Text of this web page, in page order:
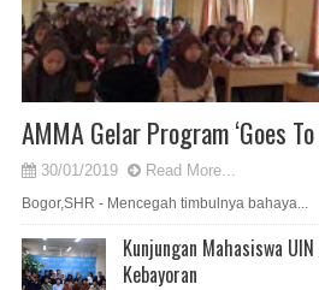
AMMA Gelar Program ‘Goes
30/01/2019 Read More...
Bogor,SHR - Mencegah timbulnya bahaya...
Kunjungan Mahasiswa
Kebayoran